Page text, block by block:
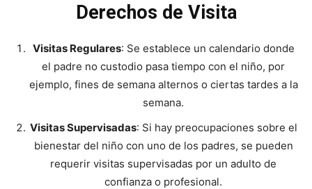
Derechos de Visita
Visitas Regulares: Se establece un calendario donde
el padre no custodio pasa tiempo con el niño, por
ejemplo, fines de semana alternos o ciertas tardes a la
semana.
Visitas Supervisadas: Si hay preocupaciones sobre el
bienestar del niño con uno de los padres, se pueden
requerir visitas supervisadas por un adulto de
confianza o profesional.